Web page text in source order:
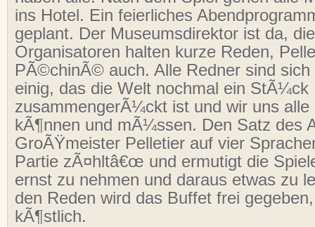
ins Hotel. Ein feierliches
geplant. Der Museumsdirektor ist da, die
Organisatoren halten kurze Reden,
PÃ©chinÃ© auch. Alle Redner sind
einig, das die Welt nochmal ein StÃ¼ck
zusammengerÃ¼ckt ist und wir uns alle
kÃ¶nnen und mÃ¼ssen. Den Satz des
GroÃŸmeister Pelletier auf vier
Partie zÃ¤hltâ€œ und ermutigt die
ernst zu nehmen und daraus etwas zu
den Reden wird das Buffet frei
kÃ¶stlich.